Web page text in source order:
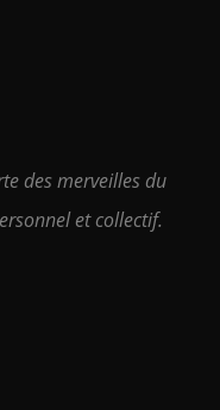
des merveilles du
et collectif.